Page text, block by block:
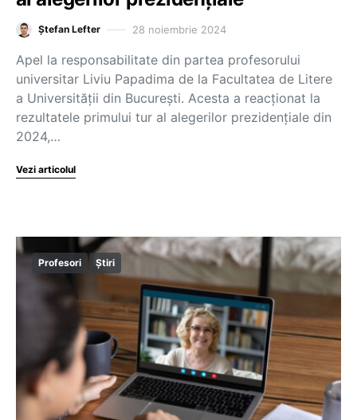
Ștefan Lefter 28 noiembrie 2024
Apel la responsabilitate din partea profesorului
universitar Liviu Papadima de la Facultatea de Litere
a Universității din București. Acesta a reacționat la
rezultatele primului tur al alegerilor prezidențiale din
2024,…
Vezi articolul
Profesori Știri